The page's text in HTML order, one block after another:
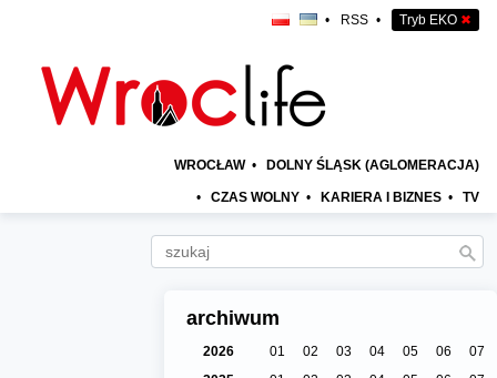
• RSS • Tryb EKO ✖
WROCŁAW • DOLNY ŚLĄSK (AGLOMERACJA)
• CZAS WOLNY • KARIERA I BIZNES • TV
archiwum
2026 01 02 03 04 05 06
07